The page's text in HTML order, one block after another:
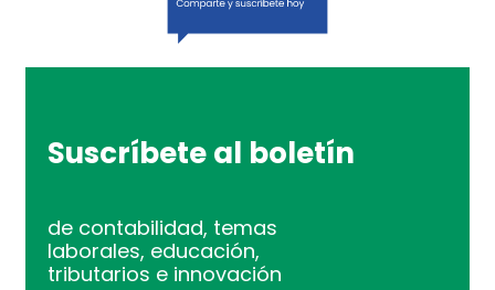
Suscríbete al boletín
de contabilidad, temas
laborales, educación,
tributarios e innovación